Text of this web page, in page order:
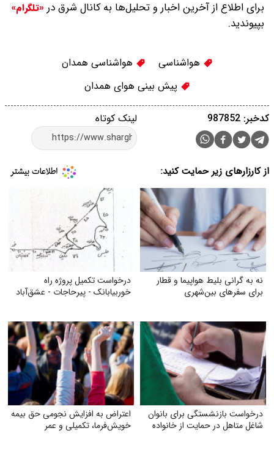
برای اطلاع از آخرین اخبار و تحلیل‌ها به کانال شرق در «تلگرام»
بپیوندید.
هواشناسی
هواشناسی همدان
پیش بینی هوای همدان
لینک کوتاه کدخبر: 987852
از کارزارهای زیر حمایت کنید:
نه به گرانی بلیط هواپیما و قطار
برای سفرهای بین‌شهری
درخواست تکمیل پروژه راه
خوربیابانک - پیرحاجات - عشق‌آباد
درخواست بازنشستگی برای بانوان
شاغل متاهل در حمایت از خانواده
اعتراض به افزایش نجومی حق بیمه
خویش‌فرما، تکمیلی و عمر